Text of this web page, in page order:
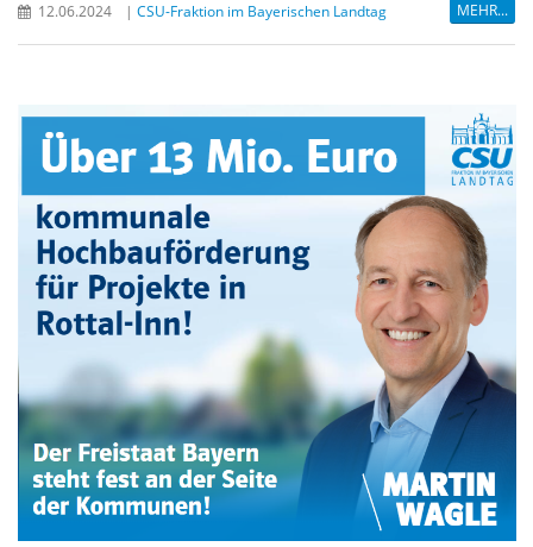
12.06.2024 | CSU-Fraktion im Bayerischen Landtag MEHR...